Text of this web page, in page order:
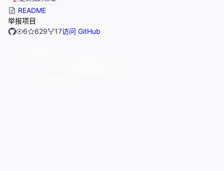
README
举报项目
6
629 17访问 GitHub